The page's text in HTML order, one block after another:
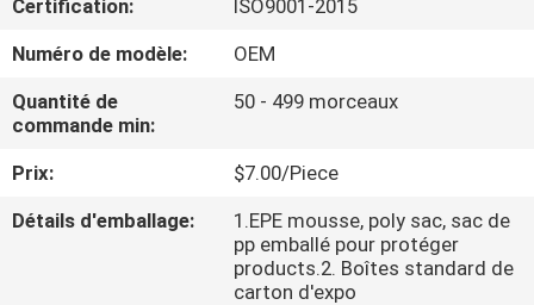
VISITE
DE
L'USINE
Certification:
ISO9001-2015
Numéro de modèle:
OEM
Quantité de
commande min:
50 - 499 morceaux
Prix:
$7.00/Piece
Détails d'emballage:
1.EPE mousse, poly sac, sac de
pp emballé pour protéger
products.2. Boîtes standard de
carton d'expo